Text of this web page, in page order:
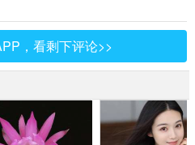
，看剩下评论>>